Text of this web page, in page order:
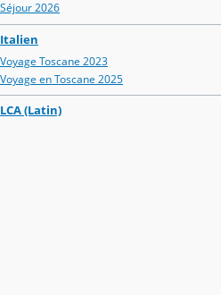
Séjour 2026
Italien
Voyage Toscane 2023
Voyage en Toscane 2025
LCA (Latin)